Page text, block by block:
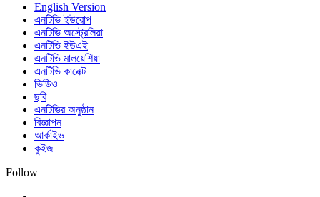
English Version
এনটিভি ইউরোপ
এনটিভি অস্ট্রেলিয়া
এনটিভি ইউএই
এনটিভি মালয়েশিয়া
এনটিভি কানেক্ট
ভিডিও
ছবি
এনটিভির অনুষ্ঠান
বিজ্ঞাপন
আর্কাইভ
কুইজ
Follow